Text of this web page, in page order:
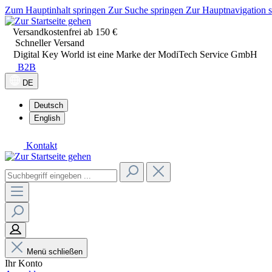
Zum Hauptinhalt springen Zur Suche springen Zur Hauptnavigation
Versandkostenfrei ab 150 €
Schneller Versand
Digital Key World ist eine Marke der ModiTech Service GmbH
B2B
DE
Deutsch
English
Kontakt
Menü schließen
Ihr Konto